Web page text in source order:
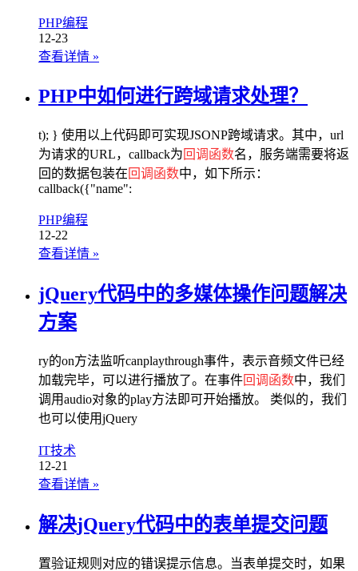
PHP编程
12-23
查看详情 »
PHP中如何进行跨域请求处理？
t); } 使用以上代码即可实现JSONP跨域请求。其中，url
为请求的URL，callback为 回调函数名，服务端需要将返
回的数据包装在 回调函数中，如下所示：
callback({"name":
PHP编程
12-22
查看详情 »
jQuery代码中的多媒体操作问题解决
方案
ry的on方法监听canplaythrough事件，表示音频文件已经
加载完毕，可以进行播放了。在事件回调函数中，我们
调用audio对象的play方法即可开始播放。 类似的，我们
也可以使用jQuery
IT技术
12-21
查看详情 »
解决jQuery代码中的表单提交问题
置验证规则对应的错误提示信息。当表单提交时，如果